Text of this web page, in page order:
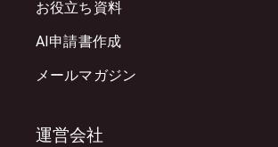
お役立ち資料
AI申請書作成
メールマガジン
運営会社